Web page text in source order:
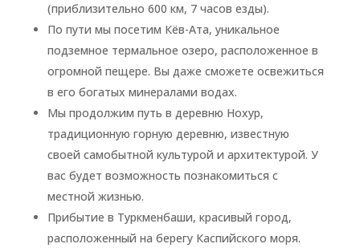
(приблизительно 600 км, 7 часов езды).
По пути мы посетим Кёв-Ата, уникальное
подземное термальное озеро, расположенное в
огромной пещере. Вы даже сможете освежиться
в его богатых минералами водах.
Мы продолжим путь в деревню Нохур,
традиционную горную деревню, известную
своей самобытной культурой и архитектурой. У
вас будет возможность познакомиться с
местной жизнью.
Прибытие в Туркменбаши, красивый город,
расположенный на берегу Каспийского моря.